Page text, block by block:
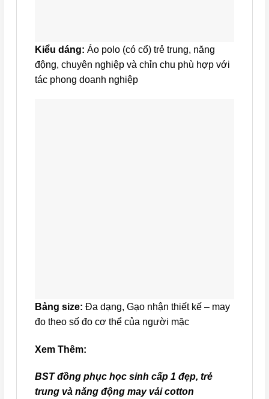
Kiểu dáng: Áo polo (có cổ) trẻ trung, năng
động, chuyên nghiệp và chỉn chu phù hợp với
tác phong doanh nghiệp
Bảng size: Đa dạng, Gạo nhận thiết kế – may
đo theo số đo cơ thể của người mặc
Xem Thêm:
BST đồng phục học sinh cấp 1 đẹp, trẻ
trung và năng động may vải cotton